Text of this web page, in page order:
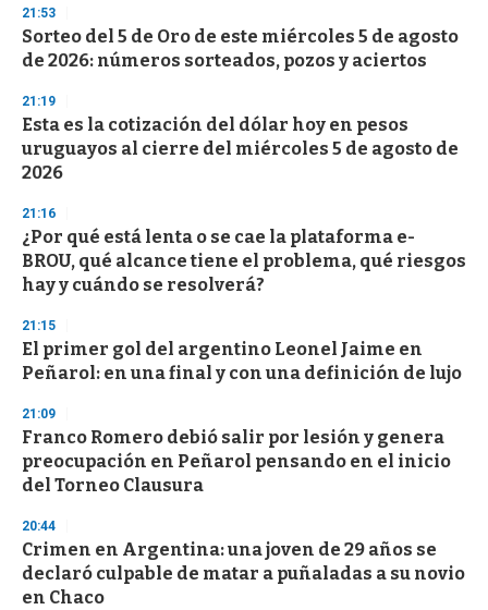
s
e
c
o
d
s
21:53
Sorteo del 5 de Oro de este miércoles 5 de agosto
de 2026: números sorteados, pozos y aciertos
21:19
Esta es la cotización del dólar hoy en pesos
uruguayos al cierre del miércoles 5 de agosto de
2026
21:16
¿Por qué está lenta o se cae la plataforma e-
BROU, qué alcance tiene el problema, qué riesgos
hay y cuándo se resolverá?
21:15
El primer gol del argentino Leonel Jaime en
Peñarol: en una final y con una definición de lujo
21:09
Franco Romero debió salir por lesión y genera
preocupación en Peñarol pensando en el inicio
del Torneo Clausura
20:44
Crimen en Argentina: una joven de 29 años se
declaró culpable de matar a puñaladas a su novio
en Chaco